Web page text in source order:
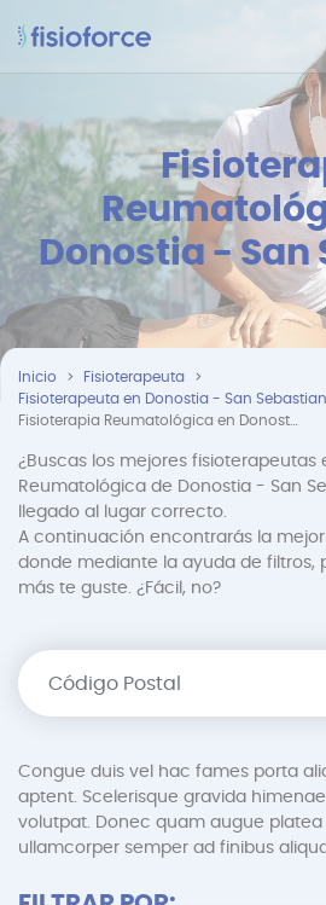
Donostia - San
Inicio
Fisioterapeuta
Fisioterapeuta en Donostia - San Sebastian
¿Buscas los mejores fisioterapeutas
Reumatológica de Donostia - San
llegado al lugar correcto.
A continuación encontrarás la
donde mediante la ayuda de filtros,
más te guste. ¿Fácil, no?
Congue duis vel hac fames porta
aptent. Scelerisque gravida
volutpat. Donec quam augue
ullamcorper semper ad finibus